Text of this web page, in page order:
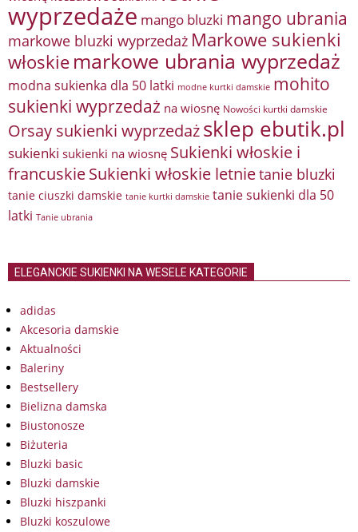
wyprzedaże mango bluzki mango ubrania
markowe bluzki wyprzedaż Markowe sukienki
włoskie markowe ubrania wyprzedaż
modna sukienka dla 50 latki modne kurtki damskie mohito
sukienki wyprzedaż na wiosnę Nowości kurtki damskie
Orsay sukienki wyprzedażsklep ebutik.pl
sukienki sukienki na wiosnę Sukienki włoskie i
francuskieSukienki włoskie letnietanie bluzki
tanie ciuszki damskie tanie kurtki damskie tanie sukienki dla 50
latki Tanie ubrania
ELEGANCKIE SUKIENKI NA WESELE KATEGORIE
adidas
Akcesoria damskie
Aktualności
Baleriny
Bestsellery
Bielizna damska
Biustonosze
Biżuteria
Bluzki basic
Bluzki damskie
Bluzki hiszpanki
Bluzki koszulowe